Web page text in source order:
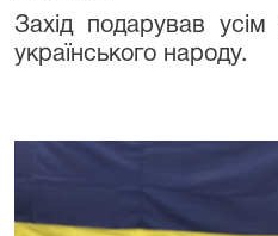
Захід подарував усім
українського народу.